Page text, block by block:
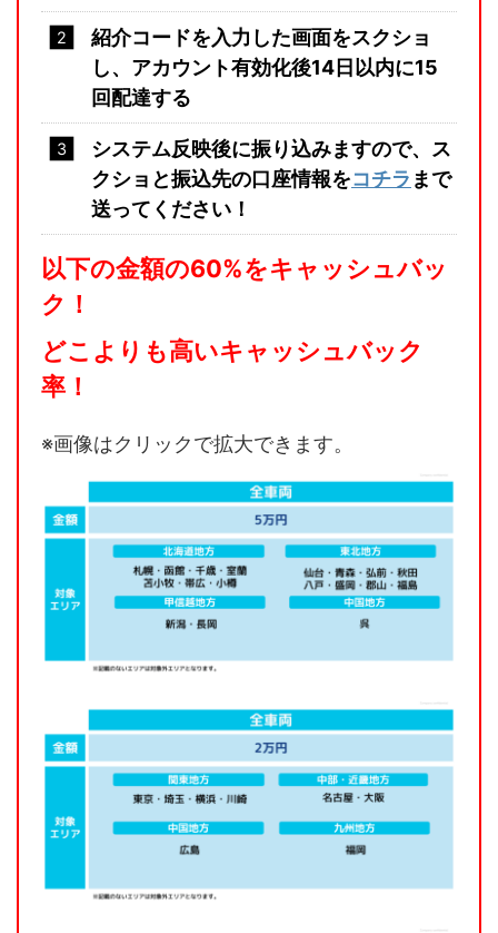
紹介コードを入力した画面をスクショ
し、アカウント有効化後14日以内に15
回配達する
システム反映後に振り込みますので、ス
クショと振込先の口座情報をコチラ まで
送ってください！
以下の金額の60%をキャッシュバッ
ク！
どこよりも高いキャッシュバック
率！
※画像はクリックで拡大できます。